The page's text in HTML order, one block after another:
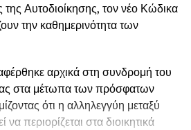
της Αυτοδιοίκησης, τον νέο Κώδικα
την καθημερινότητα των
αρχικά στη συνδρομή του
στα μέτωπα των πρόσφατων
ότι η αλληλεγγύη μεταξύ
περιορίζεται στα διοικητικά